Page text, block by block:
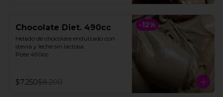
-12%
Chocolate Diet. 490cc
Helado de chocolate endulzado con
stevia y leche sin lactosa.
Pote 490cc.
$7.250$8.200